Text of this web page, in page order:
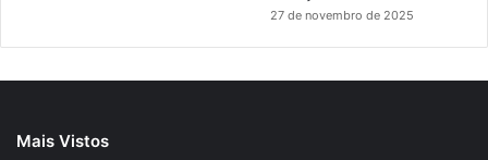
27 de novembro de 2025
Mais Vistos